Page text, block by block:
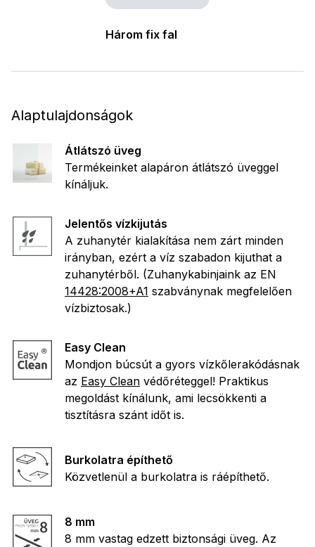
Három fix fal
Alaptulajdonságok
Átlátszó üveg
Termékeinket alapáron átlátszó üveggel
kínáljuk.
Jelentős vízkijutás
A zuhanytér kialakítása nem zárt minden
irányban, ezért a víz szabadon kijuthat a
zuhanytérből. (Zuhanykabinjaink az EN
14428:2008+A1 szabványnak megfelelően
vízbiztosak.)
Easy Clean
Mondjon búcsút a gyors vízkőlerakódásnak
az Easy Clean védőréteggel! Praktikus
megoldást kínálunk, ami lecsökkenti a
tisztításra szánt időt is.
Burkolatra építhető
Közvetlenül a burkolatra is ráépíthető.
8 mm
8 mm vastag edzett biztonsági üveg. Az